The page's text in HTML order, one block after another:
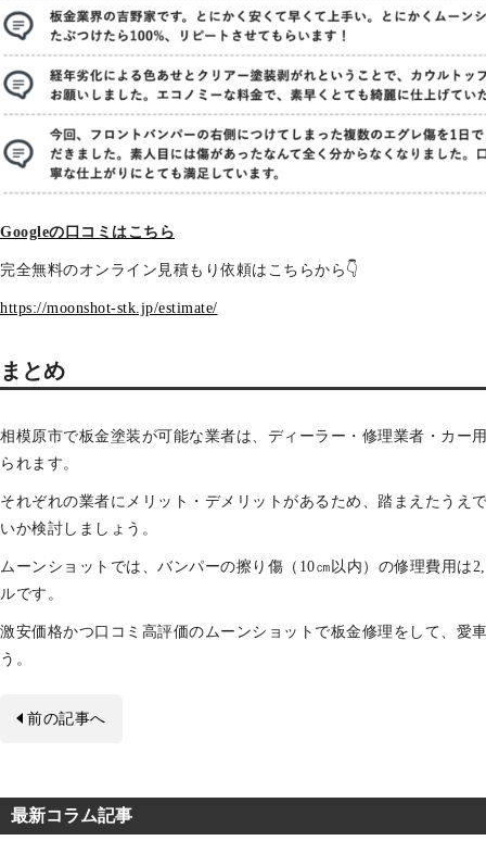
Googleの口コミはこちら
完全無料のオンライン見積もり依頼はこちらから👇
https://moonshot-stk.jp/estimate/
まとめ
相模原市で板金塗装が可能な業者は、ディーラー・修理業者・カー
られます。
それぞれの業者にメリット・デメリットがあるため、踏まえたうえ
いか検討しましょう。
ムーンショットでは、バンパーの擦り傷（10㎝以内）の修理費用は
ルです。
激安価格かつ口コミ高評価のムーンショットで板金修理をして、愛
う。
前の記事へ
最新コラム記事